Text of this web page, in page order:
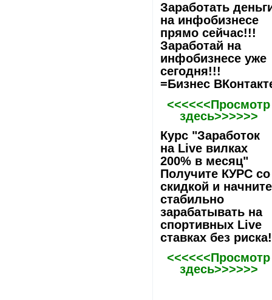
Заработать
на инфобизнесе
прямо сейчас!!!
Заработай на
инфобизнесе уже
сегодня!!!
=Бизнес
<<<<<<Просмотр
здесь>>>>>>
Курс "Заработок
на Live вилках
200% в месяц"
Получите КУРС со
скидкой и начните
стабильно
зарабатывать на
спортивных Live
ставках без риска!
<<<<<<Просмотр
здесь>>>>>>